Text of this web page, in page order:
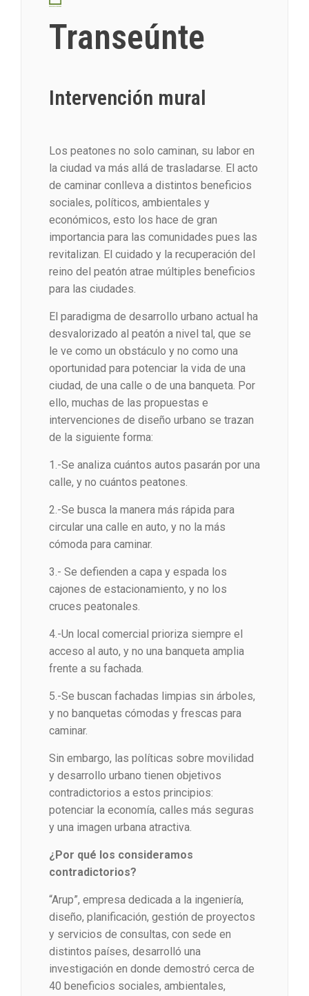
Transeúnte
Intervención mural
Los peatones no solo caminan, su labor en
la ciudad va más allá de trasladarse. El acto
de caminar conlleva a distintos beneficios
sociales, políticos, ambientales y
económicos, esto los hace de gran
importancia para las comunidades pues las
revitalizan. El cuidado y la recuperación del
reino del peatón atrae múltiples beneficios
para las ciudades.
El paradigma de desarrollo urbano actual ha
desvalorizado al peatón a nivel tal, que se
le ve como un obstáculo y no como una
oportunidad para potenciar la vida de una
ciudad, de una calle o de una banqueta. Por
ello, muchas de las propuestas e
intervenciones de diseño urbano se trazan
de la siguiente forma:
1.-Se analiza cuántos autos pasarán por una
calle, y no cuántos peatones.
2.-Se busca la manera más rápida para
circular una calle en auto, y no la más
cómoda para caminar.
3.- Se defienden a capa y espada los
cajones de estacionamiento, y no los
cruces peatonales.
4.-Un local comercial prioriza siempre el
acceso al auto, y no una banqueta amplia
frente a su fachada.
5.-Se buscan fachadas limpias sin árboles,
y no banquetas cómodas y frescas para
caminar.
Sin embargo, las políticas sobre movilidad
y desarrollo urbano tienen objetivos
contradictorios a estos principios:
potenciar la economía, calles más seguras
y una imagen urbana atractiva.
¿Por qué los consideramos
contradictorios?
“Arup”, empresa dedicada a la ingeniería,
diseño, planificación, gestión de proyectos
y servicios de consultas, con sede en
distintos países, desarrolló una
investigación en donde demostró cerca de
40 beneficios sociales, ambientales,